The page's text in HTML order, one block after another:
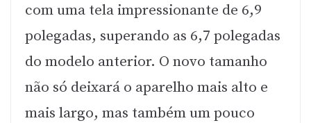
com uma tela impressionante de 6,9
polegadas, superando as 6,7 polegadas
do modelo anterior. O novo tamanho
não só deixará o aparelho mais alto e
mais largo, mas também um pouco